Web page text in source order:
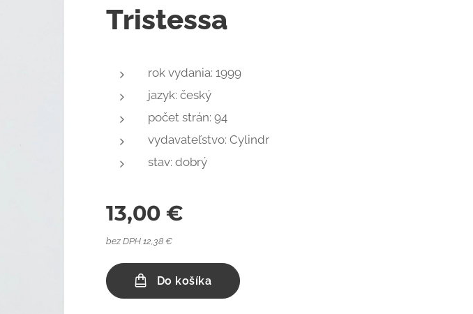
Tristessa
rok vydania: 1999
jazyk: český
počet strán: 94
vydavateľstvo: Cylindr
stav: dobrý
13,00 €
bez DPH 12,38 €
Do košíka